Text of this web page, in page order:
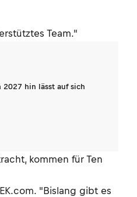
Team."
hin lässt auf sich
kommen für Ten
"Bislang gibt es